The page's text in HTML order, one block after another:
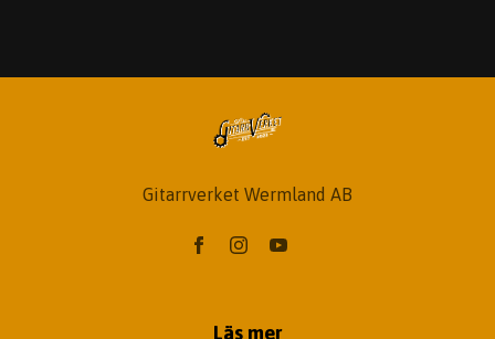
Gitarrverket Wermland AB
Läs mer